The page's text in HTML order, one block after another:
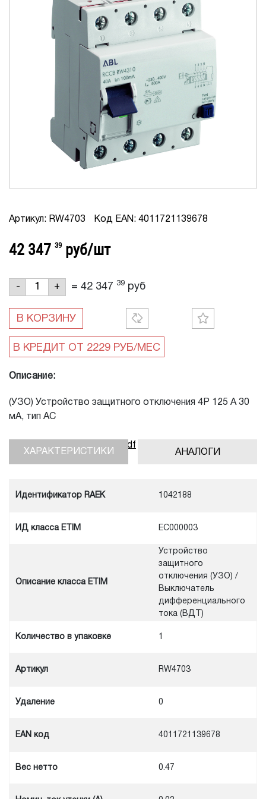
Артикул: RW4703 Код EAN: 4011721139678
42 347 39 руб/шт
- + = 42 347 39 руб
В КОРЗИНУ
Описание:
(УЗО) Устройство защитного отключения 4P 125 A 30
мA, тип АC
Скачать инструкцию, pdf
АНАЛОГИ
ХАРАКТЕРИСТИКИ
Идентификатор RAEK 1042188
ИД класса ETIM EC000003
Описание класса ETIM
Устройство
защитного
отключения (УЗО) /
Выключатель
дифференциального
тока (ВДТ)
Количество в упаковке 1
Артикул RW4703
Удаление 0
EAN код 4011721139678
Вес нетто 0.47